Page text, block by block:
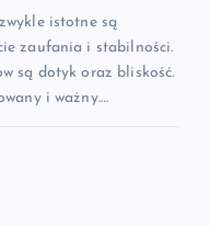
istotne są
zaufania i stabilności.
są dotyk oraz bliskość.
i ważny.…